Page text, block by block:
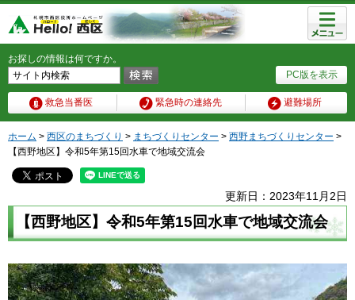
PC版を表示
お探しの情報は何ですか。
救急当番医 緊急時の連絡先 避難場所
メニュ
ー
ホーム > 西区のまちづくり > まちづくりセンター > 西野まちづくりセンター >
【西野地区】令和5年第15回水車で地域交流会
更新日：2023年11月2日
【西野地区】令和5年第15回水車で地域交流会